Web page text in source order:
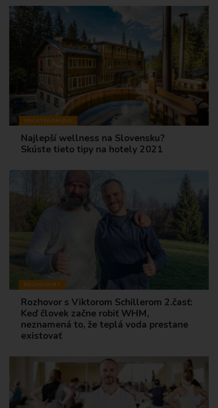
UNCATEGORIZED
Najlepší wellness na Slovensku?
Skúste tieto tipy na hotely 2021
ROZHOVORY
Rozhovor s Viktorom Schillerom 2.časť:
Keď človek začne robiť WHM,
neznamená to, že teplá voda prestane
existovať